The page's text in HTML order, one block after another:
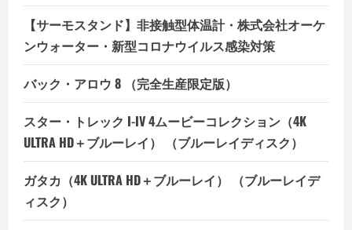
【サーモスタンド】非接触型体温計・株式会社オーケ
ンウォーター・新型コロナウイルス感染対策
バック・アロウ 8 （完全生産限定版）
スター・トレック I-IV 4ムービーコレクション（4K
ULTRA HD＋ブルーレイ） （ブルーレイディスク）
ガタカ（4K ULTRA HD＋ブルーレイ） （ブルーレイデ
ィスク）